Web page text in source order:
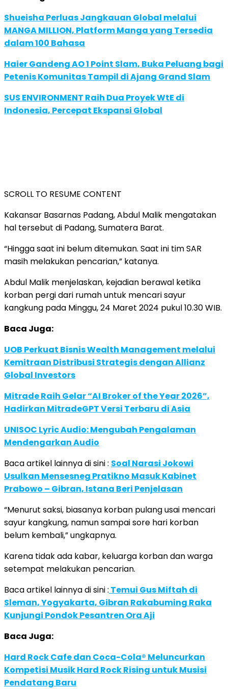
Shueisha Perluas Jangkauan Global melalui
MANGA MILLION, Platform Manga yang Tersedia
dalam 100 Bahasa
Haier Gandeng AO 1 Point Slam, Buka Peluang bagi
Petenis Komunitas Tampil di Ajang Grand Slam
SUS ENVIRONMENT Raih Dua Proyek WtE di
Indonesia, Percepat Ekspansi Global
SCROLL TO RESUME CONTENT
Kakansar Basarnas Padang, Abdul Malik mengatakan
hal tersebut di Padang, Sumatera Barat.
“Hingga saat ini belum ditemukan. Saat ini tim SAR
masih melakukan pencarian,” katanya.
Abdul Malik menjelaskan, kejadian berawal ketika
korban pergi dari rumah untuk mencari sayur
kangkung pada Minggu, 24 Maret 2024 pukul 10.30 WIB.
Baca Juga:
UOB Perkuat Bisnis Wealth Management melalui
Kemitraan Distribusi Strategis dengan Allianz
Global Investors
Mitrade Raih Gelar “AI Broker of the Year 2026”,
Hadirkan MitradeGPT Versi Terbaru di Asia
UNISOC Lyric Audio: Mengubah Pengalaman
Mendengarkan Audio
Baca artikel lainnya di sini : Soal Narasi Jokowi
Usulkan Mensesneg Pratikno Masuk Kabinet
Prabowo – Gibran, Istana Beri Penjelasan
“Menurut saksi, biasanya korban pulang usai mencari
sayur kangkung, namun sampai sore hari korban
belum kembali,” ungkapnya.
Karena tidak ada kabar, keluarga korban dan warga
setempat melakukan pencarian.
Baca artikel lainnya di sini : Temui Gus Miftah di
Sleman, Yogyakarta, Gibran Rakabuming Raka
Kunjungi Pondok Pesantren Ora Aji
Baca Juga:
Hard Rock Cafe dan Coca-Cola® Meluncurkan
Kompetisi Musik Hard Rock Rising untuk Musisi
Pendatang Baru